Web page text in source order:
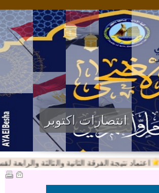
انتصارات اكتوبر
اعتماد نتيجة الفرقة الثانية والثالثة والرابعة لقسم